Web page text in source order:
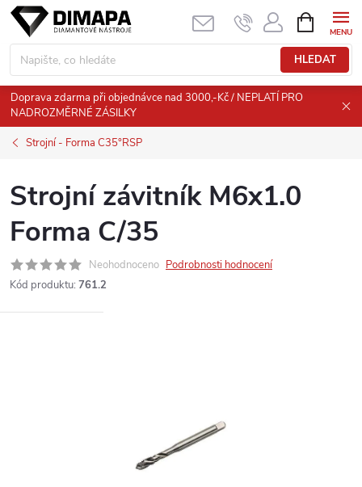
Přejít
obsah
HLEDAT
NÁKUPNÍ
KOŠÍK
Doprava zdarma při objednávce nad 3000,-Kč / NEPLATÍ PRO
NADROZMĚRNÉ ZÁSILKY
Strojní - Forma C35°RSP
Strojní závitník M6x1.0
Forma C/35
Neohodnoceno Podrobnosti hodnocení
Kód produktu: 761.2